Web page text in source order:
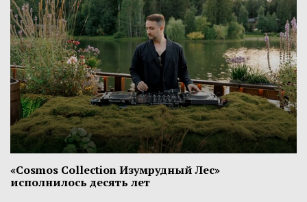
«Cosmos Collection Изумрудный Лес»
исполнилось десять лет